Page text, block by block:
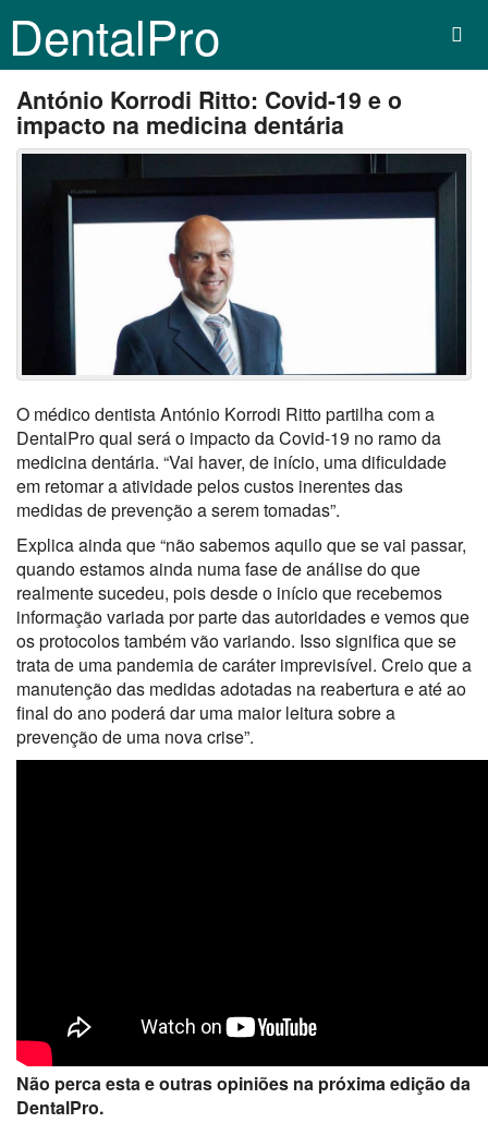
DentalPro
António Korrodi Ritto: Covid-19 e o
impacto na medicina dentária
O médico dentista António Korrodi Ritto partilha com a
DentalPro qual será o impacto da Covid-19 no ramo da
medicina dentária. “Vai haver, de início, uma dificuldade
em retomar a atividade pelos custos inerentes das
medidas de prevenção a serem tomadas”.
Explica ainda que “não sabemos aquilo que se vai passar,
quando estamos ainda numa fase de análise do que
realmente sucedeu, pois desde o início que recebemos
informação variada por parte das autoridades e vemos que
os protocolos também vão variando. Isso significa que se
trata de uma pandemia de caráter imprevisível. Creio que a
manutenção das medidas adotadas na reabertura e até ao
final do ano poderá dar uma maior leitura sobre a
prevenção de uma nova crise”.
Não perca esta e outras opiniões na próxima edição da
DentalPro.